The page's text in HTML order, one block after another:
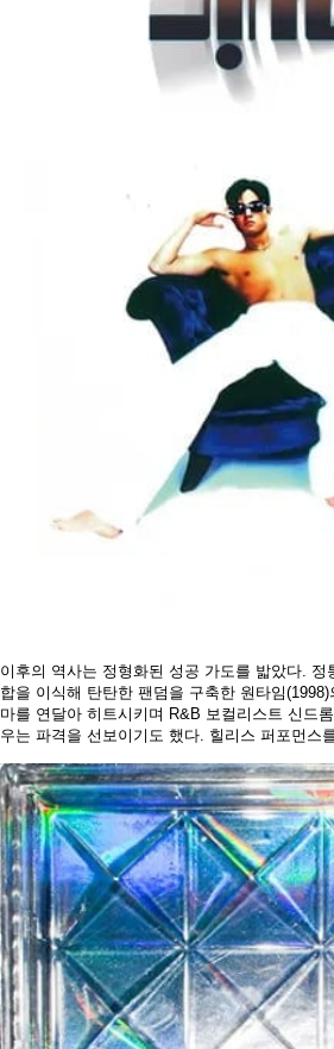
이후의 역사는 정형화된 성공 가도를 밟았다.
합을 이식해 탄탄한 팬덤을 구축한 원타임
마를 연달아 히트시키며 R&B 보컬리스트 신드
우는 파격을 선보이기도 했다. 힐리스 퍼포먼스